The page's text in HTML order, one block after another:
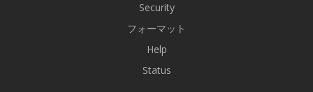
Security
フォーマット
Help
Status